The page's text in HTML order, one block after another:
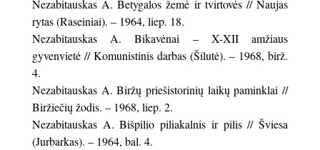
Nezabitauskas A. Betygalos žemė ir tvirtovės // Naujas
rytas (Raseiniai). – 1964, liep. 18.
Nezabitauskas A. Bikavėnai – X-XII amžiaus
gyvenvietė // Komunistinis darbas (Šilutė). – 1968, birž.
4.
Nezabitauskas A. Biržų priešistorinių laikų paminklai //
Biržiečių žodis. – 1968, liep. 2.
Nezabitauskas A. Bišpilio piliakalnis ir pilis // Šviesa
(Jurbarkas). – 1964, bal. 4.